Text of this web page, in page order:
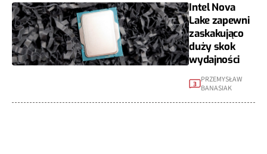
Intel Nova
Lake zapewni
zaskakująco
duży skok
wydajności
3
PRZEMYSŁAW
BANASIAK